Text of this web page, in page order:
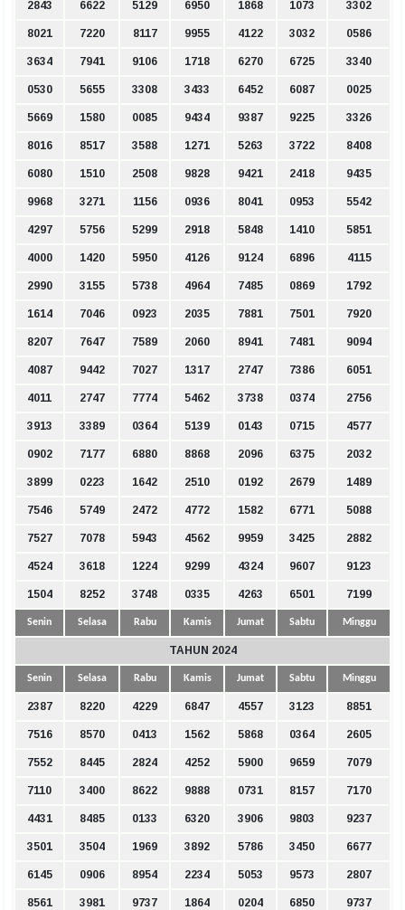
2843 6622 5129 6950 1868 1073 3302
8021 7220 8117 9955 4122 3032 0586
3634 7941 9106 1718 6270 6725 3340
0530 5655 3308 3433 6452 6087 0025
5669 1580 0085 9434 9387 9225 3326
8016 8517 3588 1271 5263 3722 8408
6080 1510 2508 9828 9421 2418 9435
9968 3271 1156 0936 8041 0953 5542
4297 5756 5299 2918 5848 1410 5851
4000 1420 5950 4126 9124 6896 4115
2990 3155 5738 4964 7485 0869 1792
1614 7046 0923 2035 7881 7501 7920
8207 7647 7589 2060 8941 7481 9094
4087 9442 7027 1317 2747 7386 6051
4011 2747 7774 5462 3738 0374 2756
3913 3389 0364 5139 0143 0715 4577
0902 7177 6880 8868 2096 6375 2032
3899 0223 1642 2510 0192 2679 1489
7546 5749 2472 4772 1582 6771 5088
7527 7078 5943 4562 9959 3425 2882
4524 3618 1224 9299 4324 9607 9123
1504 8252 3748 0335 4263 6501 7199
Senin Selasa Rabu Kamis Jumat Sabtu Minggu
TAHUN 2024
Senin Selasa Rabu Kamis Jumat Sabtu Minggu
2387 8220 4229 6847 4557 3123 8851
7516 8570 0413 1562 5868 0364 2605
7552 8445 2824 4252 5900 9659 7079
7110 3400 8622 9888 0731 8157 7170
4431 8485 0133 6320 3906 9803 9237
3501 3504 1969 3892 5786 3450 6677
6145 0906 8954 2234 5053 9573 2807
8561 3981 9737 1864 0204 6850 9737